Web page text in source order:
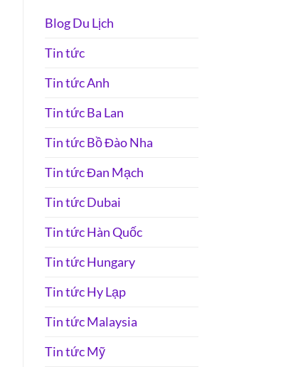
Blog Du Lịch
Tin tức
Tin tức Anh
Tin tức Ba Lan
Tin tức Bồ Đào Nha
Tin tức Đan Mạch
Tin tức Dubai
Tin tức Hàn Quốc
Tin tức Hungary
Tin tức Hy Lạp
Tin tức Malaysia
Tin tức Mỹ